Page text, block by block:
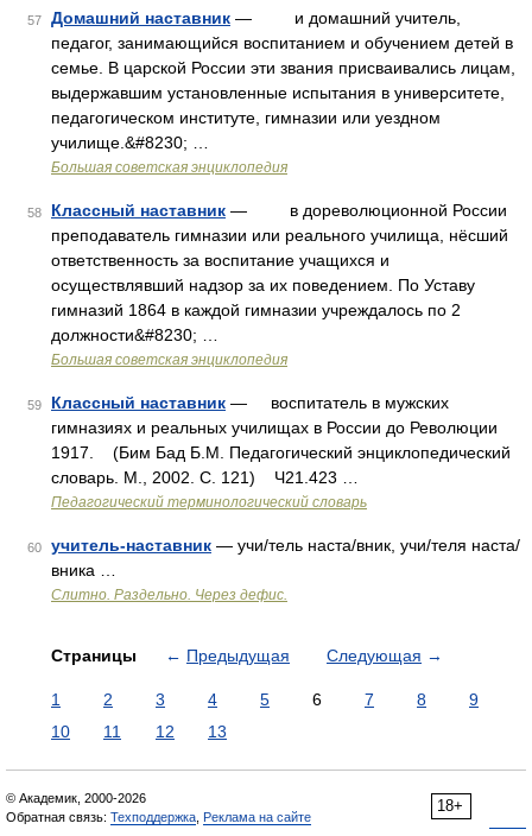
57 Домашний наставник — и домашний учитель,
педагог, занимающийся воспитанием и обучением детей в
семье. В царской России эти звания присваивались лицам,
выдержавшим установленные испытания в университете,
педагогическом институте, гимназии или уездном
училище.&#8230; …
Большая советская энциклопедия
58 Классный наставник — в дореволюционной России
преподаватель гимназии или реального училища, нёсший
ответственность за воспитание учащихся и
осуществлявший надзор за их поведением. По Уставу
гимназий 1864 в каждой гимназии учреждалось по 2
должности&#8230; …
Большая советская энциклопедия
59 Классный наставник — воспитатель в мужских
гимназиях и реальных училищах в России до Революции
1917. (Бим Бад Б.М. Педагогический энциклопедический
словарь. М., 2002. С. 121) Ч21.423 …
Педагогический терминологический словарь
60 учитель-наставник — учи/тель наста/вник, учи/теля наста/
вника …
Слитно. Раздельно. Через дефис.
Страницы ← Предыдущая Следующая →
1 2 3 4 5 6 7 8
9
10
11 12 13
18+
© Академик, 2000-2026
Обратная связь: Техподдержка Реклама на сайте